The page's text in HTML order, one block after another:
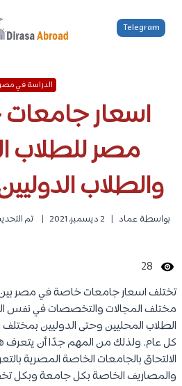
المحتوى
Telegram
الدراسة في مصر
اسعار
مصر للطلاب
والطلاب الدوليين
بواسطة عماد 2 ديسمبر، 2021 تم
28
تختلف اسعار جامعات خاصة في مصر بين
مختلف المجالات والتخصصات في نفس
الطلاب المحليين وحتى الدوليين بمختلف
كل عام. ولذلك من المهم جدًا أن يتعرف
الالتحاق بالجامعات الخاصة المصرية
والمصاريف الخاصة بكل جامعة